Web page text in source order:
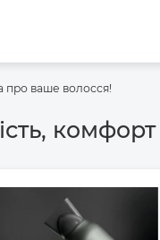
про ваше волосся!